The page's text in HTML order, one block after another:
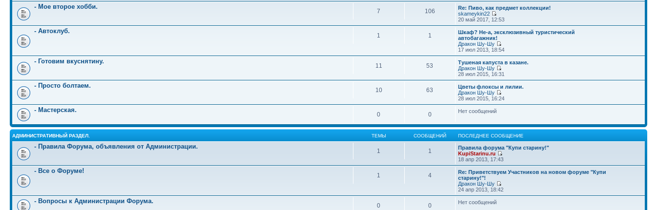
- Мое второе хобби.
7 106
Re: Пиво, как предмет коллекции!
skameykin22
20 май 2017, 12:53
- Автоклуб.
1 1
Шкаф? Не-а, эксклюзивный туристический
автобагажник!
Дракон Шу-Шу
17 июл 2013, 18:54
- Готовим вкуснятину.
11 53
Тушеная капуста в казане.
Дракон Шу-Шу
28 июл 2015, 16:31
- Просто болтаем.
10 63
Цветы флоксы и лилии.
Дракон Шу-Шу
28 июл 2015, 16:24
- Мастерская.
0 0 Нет сообщений
АДМИНИСТРАТИВНЫЙ РАЗДЕЛ. ТЕМЫ СООБЩЕНИЙ ПОСЛЕДНЕЕ СООБЩЕНИЕ
- Правила Форума, объявления от Администрации.
1 1
Правила форума "Купи старину!"
KupiStarinu.ru
18 апр 2013, 17:43
- Все о Форуме!
1 4
Re: Приветствуем Участников на новом форуме "Купи
старину!"!
Дракон Шу-Шу
24 апр 2013, 18:42
- Вопросы к Администрации Форума.
0 0 Нет сообщений